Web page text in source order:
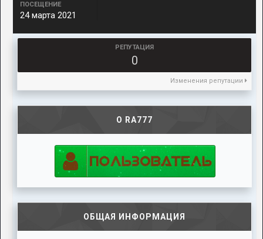
ПОСЕЩЕНИЕ
24 марта 2021
РЕПУТАЦИЯ
0
Изменения репутации
О RA777
ОБЩАЯ ИНФОРМАЦИЯ